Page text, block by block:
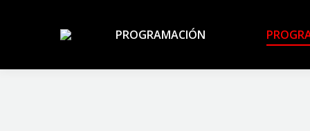
PROGRAMACIÓN